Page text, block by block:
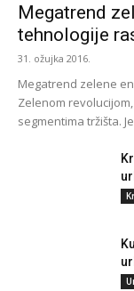
Megatrend
tehnologije
31. ožujka 2016.
Megatrend zelene
Zelenom
segmentima tržišta.